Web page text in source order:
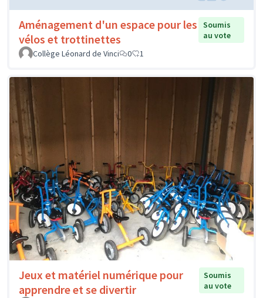
Aménagement d'un espace pour les
vélos et trottinettes
Soumis
au vote
Collège Léonard de Vinci
0 1
Jeux et matériel numérique pour
apprendre et se divertir
Soumis
au vote